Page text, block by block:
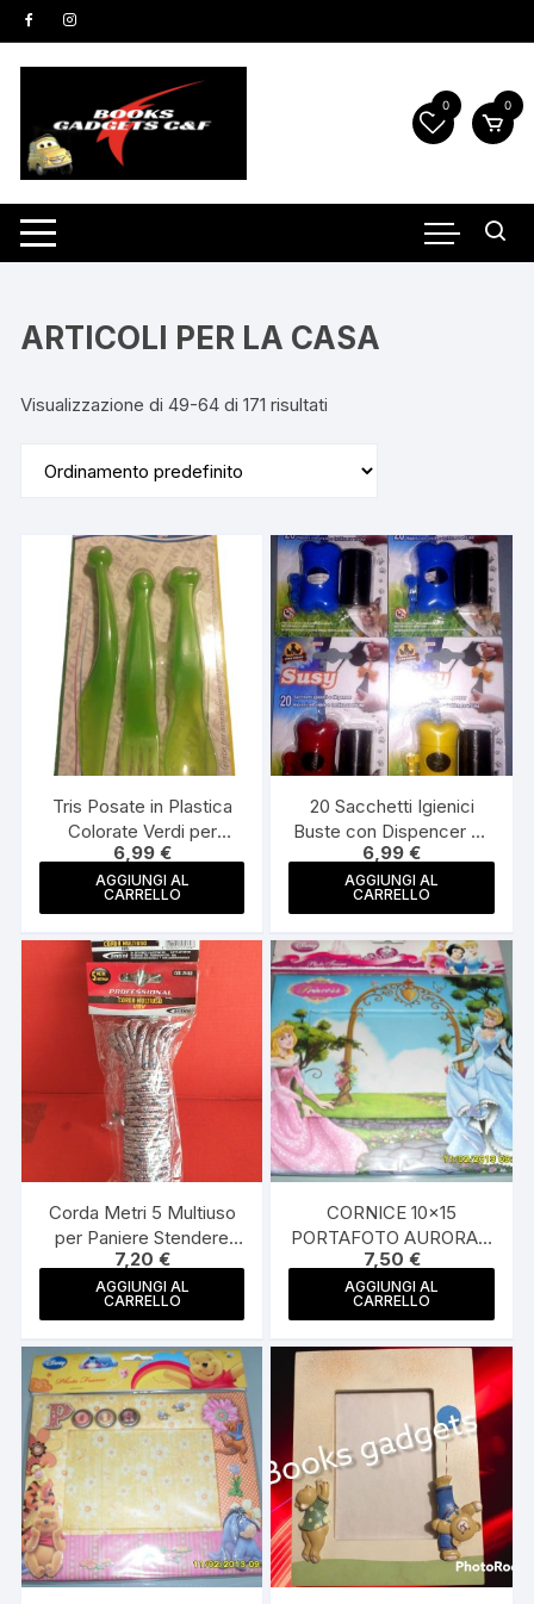
al
contenuto
0 0
ARTICOLI PER LA CASA
Visualizzazione di 49-64 di 171 risultati
Tris Posate in Plastica
Colorate Verdi per
Bambini Ultra Resistenti
6,99 €
AGGIUNGI AL
CARRELLO
20 Sacchetti Igienici
Buste con Dispencer da
agganciare al guinzaglio
del Cane
6,99€
AGGIUNGI AL
CARRELLO
Corda Metri 5 Multiuso
per Paniere Stendere
Bucato Pesca
Campeggio Montagna
7,20 €
AGGIUNGI AL
CARRELLO
CORNICE 10×15
PORTAFOTO AURORA E
CENERENTOLA PORTA
FOTO FOTOGRAFIE
PRINCIPESSE
7,50 €
AGGIUNGI AL
CARRELLO